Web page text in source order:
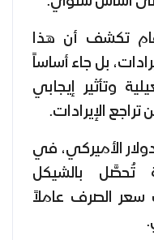
تكشف أن هذا
بل جاء أساساً
وتأثير إيجابي
الإيرادات.
الأميركي، في
تُحصَّل بالشيكل
سعر الصرف عاملاً